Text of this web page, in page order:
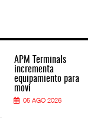
APM Terminals
incrementa
equipamiento para
movi
05 AGO 2026